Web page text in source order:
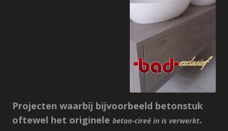
Projecten waarbij bijvoorbeeld betonstuk
oftewel het originele beton-cireé in is verwerkt.